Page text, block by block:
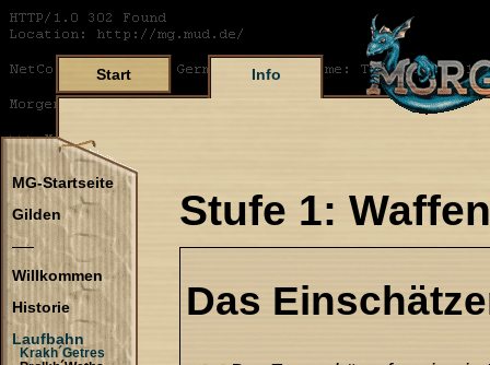
Start Info
MG-Startseite
Gilden
Willkommen
Historie
Laufbahn
Krakh´Getres
Stufe 1:
Das